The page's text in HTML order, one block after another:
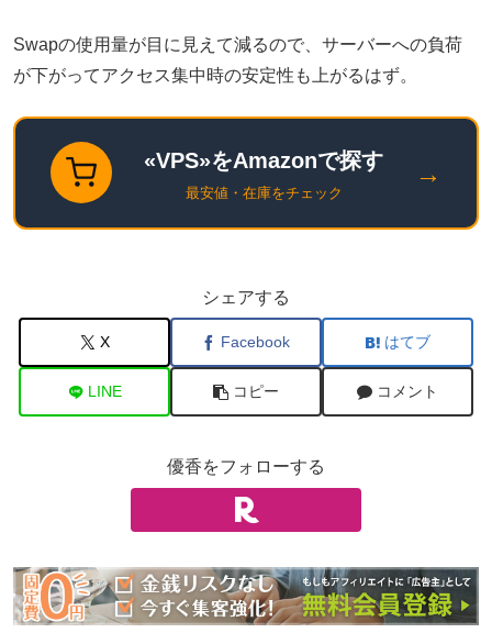
Swapの使用量が目に見えて減るので、サーバーへの負荷
が下がってアクセス集中時の安定性も上がるはず。
«VPS»をAmazonで探す
最安値・在庫をチェック
→
シェアする
X Facebook はてブ
LINE コピー コメント
優香をフォローする